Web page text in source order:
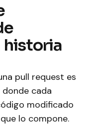
historia
pull request es
cada
modificado
lo compone.